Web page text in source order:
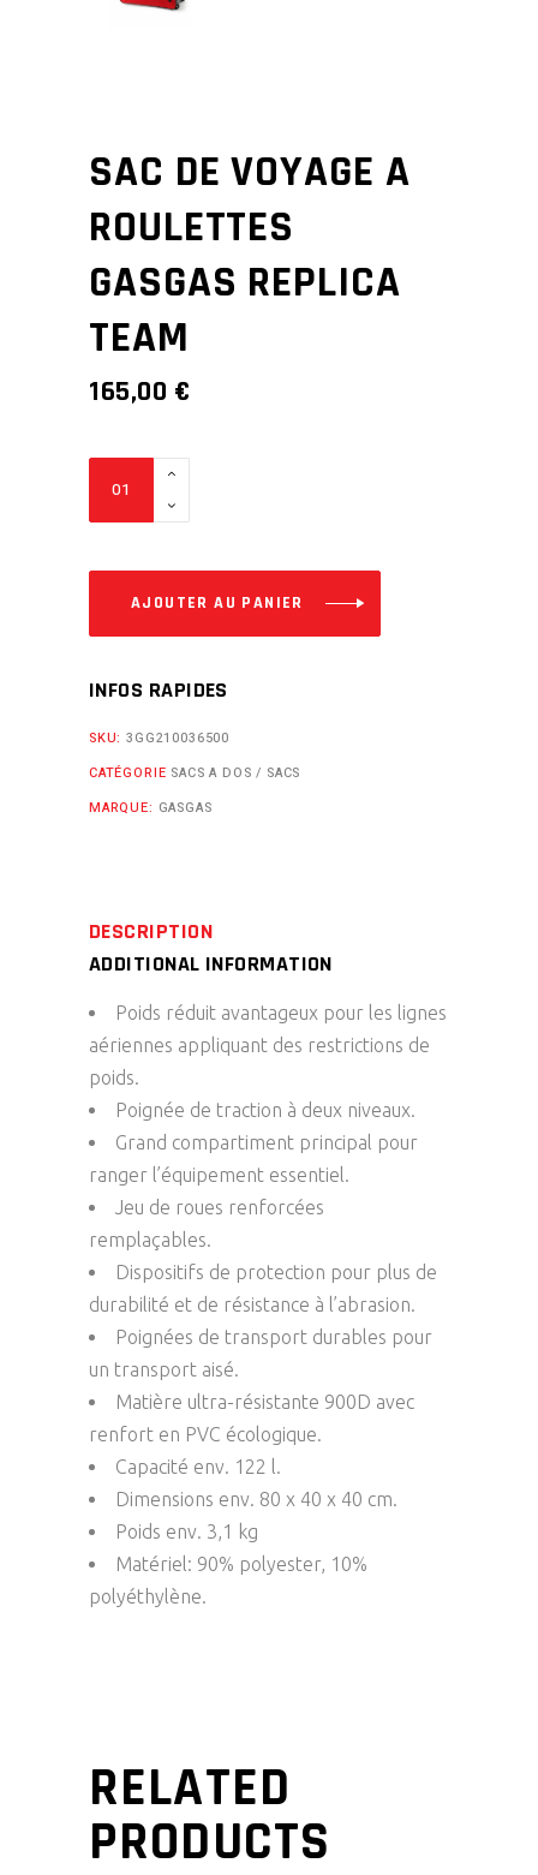
SAC DE VOYAGE A
ROULETTES
GASGAS REPLICA
TEAM
165,00 €
A
ROULETTES
GASGAS
TEAM
quantity
AJOUTER AU PANIER
INFOS RAPIDES
SKU:3GG210036500
CATÉGORIE SACS A DOS / SACS
MARQUE: GASGAS
DESCRIPTION
ADDITIONAL INFORMATION
Poids réduit avantageux pour les lignes
aériennes appliquant des restrictions de
poids.
Poignée de traction à deux niveaux.
Grand compartiment principal pour
ranger l’équipement essentiel.
Jeu de roues renforcées
remplaçables.
Dispositifs de protection pour plus de
durabilité et de résistance à l’abrasion.
Poignées de transport durables pour
un transport aisé.
Matière ultra-résistante 900D avec
renfort en PVC écologique.
Capacité env. 122 l.
Dimensions env. 80 x 40 x 40 cm.
Poids env. 3,1 kg
Matériel: 90% polyester, 10%
polyéthylène.
RELATED
PRODUCTS